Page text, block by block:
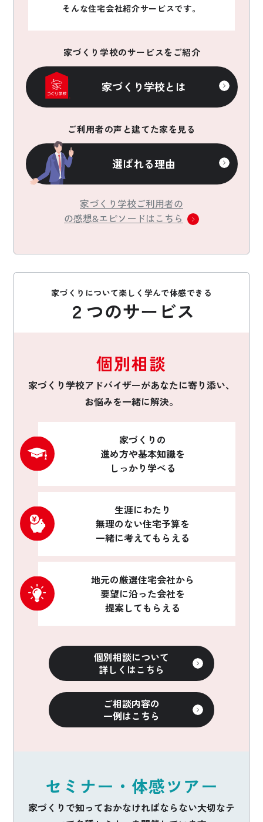
そんな住宅会社紹介サービスです。
家づくり学校のサービスをご紹介
家づくり学校とは
ご利用者の声と建てた家を見る
選ばれる理由
家づくり学校ご利用者の
の感想&エピソードはこちら
家づくりについて楽しく学んで体感できる
２つのサービス
個別相談
家づくり学校アドバイザーがあなたに寄り添い、
お悩みを一緒に解決。
家づくりの
進め方や基本知識を
しっかり学べる
生涯にわたり
無理のない住宅予算を
一緒に考えてもらえる
地元の厳選住宅会社から
要望に沿った会社を
提案してもらえる
個別相談について
詳しくはこちら
ご相談内容の
一例はこちら
セミナー・体感ツアー
家づくりで知っておかなければならない大切なテ